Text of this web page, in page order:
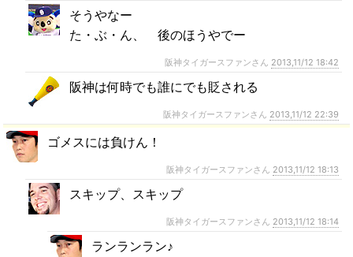
そうやなー
た・ぶ・ん、 後のほうやでー
阪神タイガースファンさん 2013,11/12 18:42
阪神は何時でも誰にでも貶される
阪神タイガースファンさん 2013,11/12 22:39
ゴメスには負けん！
阪神タイガースファンさん 2013,11/12 18:13
スキップ、スキップ
阪神タイガースファンさん 2013,11/12 18:14
ランランラン♪